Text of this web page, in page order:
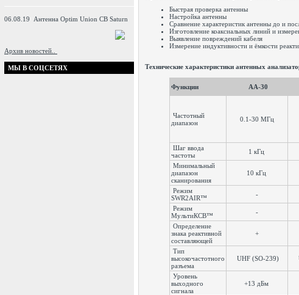
06.08.19 Антенна Optim Union CB Saturn
Архив новостей..
МЫ В СОЦСЕТЯХ
Быстрая проверка антенны
Настройка антенны
Сравнение характеристик антенны до и
Изготовление коаксиальных линий и
Выявление повреждений кабеля
Измерение индуктивности и ёмкости
Технические характеристики антенных
Функции AA-30
Частотный
диапазон
0.1-30 МГц
Шаг ввода
частоты
1 кГц
Минимальный
диапазон
сканирования
10 кГц
Режим
SWR2AIR™
-
Режим
МультиКСВ™
-
Определение
знака реактивной
составляющей
+
Тип
высокочастотного
разъема
UHF (SO-239)
Уровень
выходного
сигнала
+13 дБм